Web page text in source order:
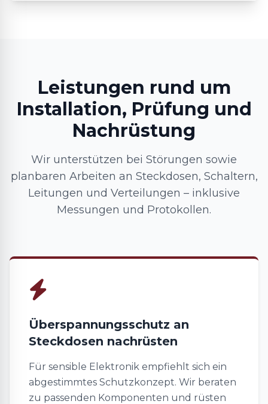
Leistungen rund um
Installation, Prüfung und
Nachrüstung
Wir unterstützen bei Störungen sowie
planbaren Arbeiten an Steckdosen, Schaltern,
Leitungen und Verteilungen – inklusive
Messungen und Protokollen.
Überspannungsschutz an
Steckdosen nachrüsten
Für sensible Elektronik empfiehlt sich ein
abgestimmtes Schutzkonzept. Wir beraten
zu passenden Komponenten und rüsten